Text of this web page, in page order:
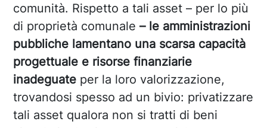
comunità. Rispetto a tali asset – per lo più
di proprietà comunale – le amministrazioni
pubbliche lamentano una scarsa capacità
progettuale e risorse finanziarie
inadeguate per la loro valorizzazione,
trovandosi spesso ad un bivio: privatizzare
tali asset qualora non si tratti di beni